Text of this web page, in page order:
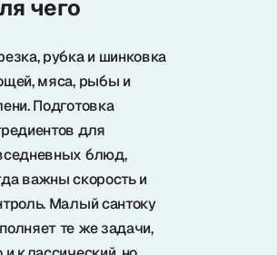
чего
рубка и шинковка
мяса, рыбы и
Подготовка
для
блюд,
важны скорость и
Малый сантоку
те же задачи,